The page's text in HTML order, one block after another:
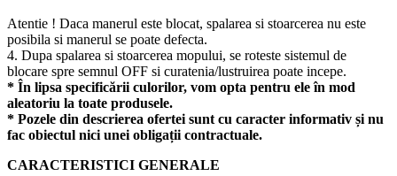
Atentie ! Daca manerul este blocat, spalarea si stoarcerea nu este
posibila si manerul se poate defecta.
4. Dupa spalarea si stoarcerea mopului, se roteste sistemul de
blocare spre semnul OFF si curatenia/lustruirea poate incepe.
* În lipsa specificării culorilor, vom opta pentru ele în mod
aleatoriu la toate produsele.
* Pozele din descrierea ofertei sunt cu caracter informativ și nu
fac obiectul nici unei obligații contractuale.
CARACTERISTICI GENERALE